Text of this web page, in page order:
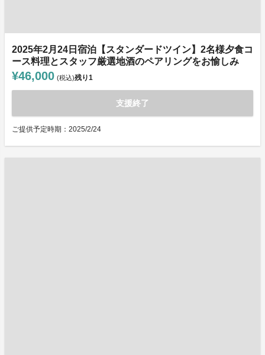
2025年2月24日宿泊【スタンダードツイン】2名様夕食コ
ース料理とスタッフ厳選地酒のペアリングをお愉しみ
¥46,000 (税込)残り1
支援終了
ご提供予定時期：2025/2/24